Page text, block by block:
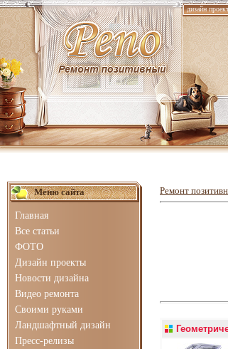
дизайн
Меню сайта
Главная
Все статьи
ФОТО
Дизайн проекты
Новости дизайна
Видео ремонта
Своими руками
Ландшафтный дизайн
Пресс-релизы
Ремонт